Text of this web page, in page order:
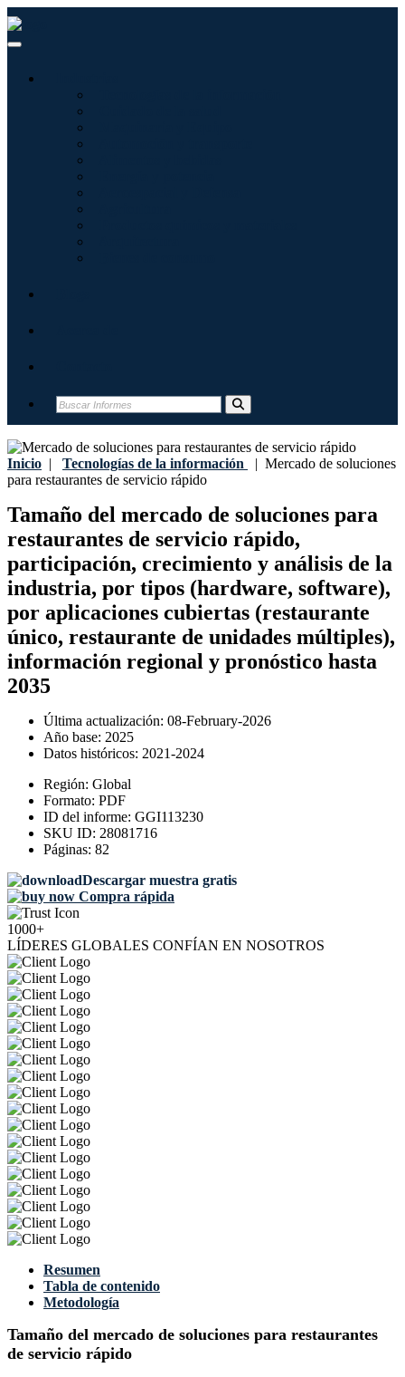
Inicio | Tecnologías de la información | Mercado de soluciones
para restaurantes de servicio rápido
Tamaño del mercado de soluciones para
restaurantes de servicio rápido,
participación, crecimiento y análisis de la
industria, por tipos (hardware, software),
por aplicaciones cubiertas (restaurante
único, restaurante de unidades múltiples),
información regional y pronóstico hasta
2035
Última actualización: 08-February-2026
Año base: 2025
Datos históricos: 2021-2024
Región: Global
Formato: PDF
ID del informe: GGI113230
SKU ID: 28081716
Páginas: 82
Descargar muestra gratis
Compra rápida
1000+
LÍDERES GLOBALES CONFÍAN EN NOSOTROS
Resumen
Tabla de contenido
Metodología
Tamaño del mercado de soluciones para restaurantes
de servicio rápido